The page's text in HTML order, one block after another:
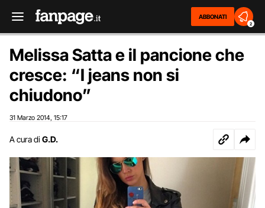
ABBONATI
2
Melissa Satta e il pancione che
cresce: “I jeans non si
chiudono”
31 Marzo 2014 15:17
A cura di G.D.